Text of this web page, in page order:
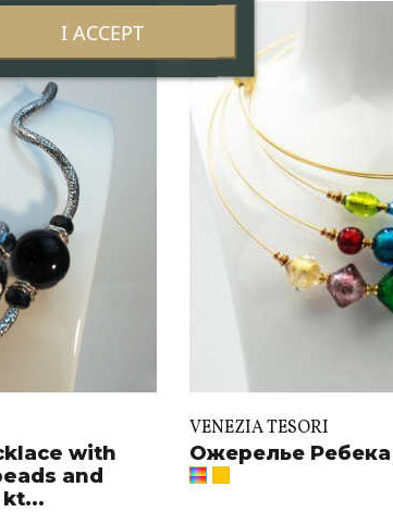
with
and
kt...
VENEZIA TESORI
Ожерелье Ребека
I ACCEPT